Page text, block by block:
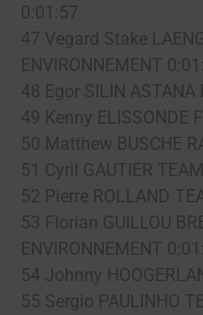
0:01:57
47 Vegard Stake
ENVIRONNEMENT
48 Egor SILIN ASTANA
49 Kenny ELISSONDE
50 Matthew BUSCHE
51 Cyril GAUTIER
52 Pierre ROLLAND
53 Florian GUILLOU
ENVIRONNEMENT
54 Johnny
55 Sergio PAULINHO